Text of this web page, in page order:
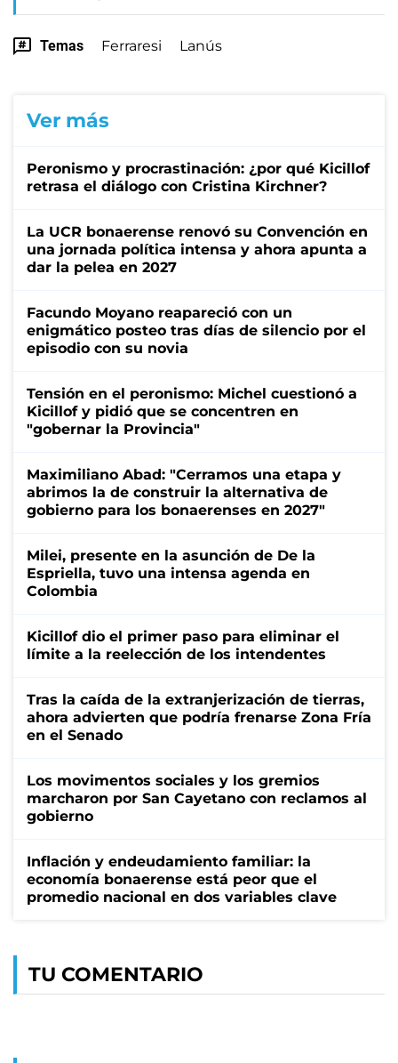
Temas Ferraresi Lanús
Ver más
Peronismo y procrastinación: ¿por qué Kicillof
retrasa el diálogo con Cristina Kirchner?
La UCR bonaerense renovó su Convención en
una jornada política intensa y ahora apunta a
dar la pelea en 2027
Facundo Moyano reapareció con un
enigmático posteo tras días de silencio por el
episodio con su novia
Tensión en el peronismo: Michel cuestionó a
Kicillof y pidió que se concentren en
"gobernar la Provincia"
Maximiliano Abad: "Cerramos una etapa y
abrimos la de construir la alternativa de
gobierno para los bonaerenses en 2027"
Milei, presente en la asunción de De la
Espriella, tuvo una intensa agenda en
Colombia
Kicillof dio el primer paso para eliminar el
límite a la reelección de los intendentes
Tras la caída de la extranjerización de tierras,
ahora advierten que podría frenarse Zona Fría
en el Senado
Los movimentos sociales y los gremios
marcharon por San Cayetano con reclamos al
gobierno
Inflación y endeudamiento familiar: la
economía bonaerense está peor que el
promedio nacional en dos variables clave
TU COMENTARIO